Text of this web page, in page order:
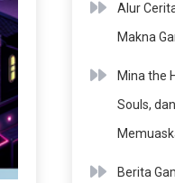
Alur
Makna
Mina the
Souls,
Berita